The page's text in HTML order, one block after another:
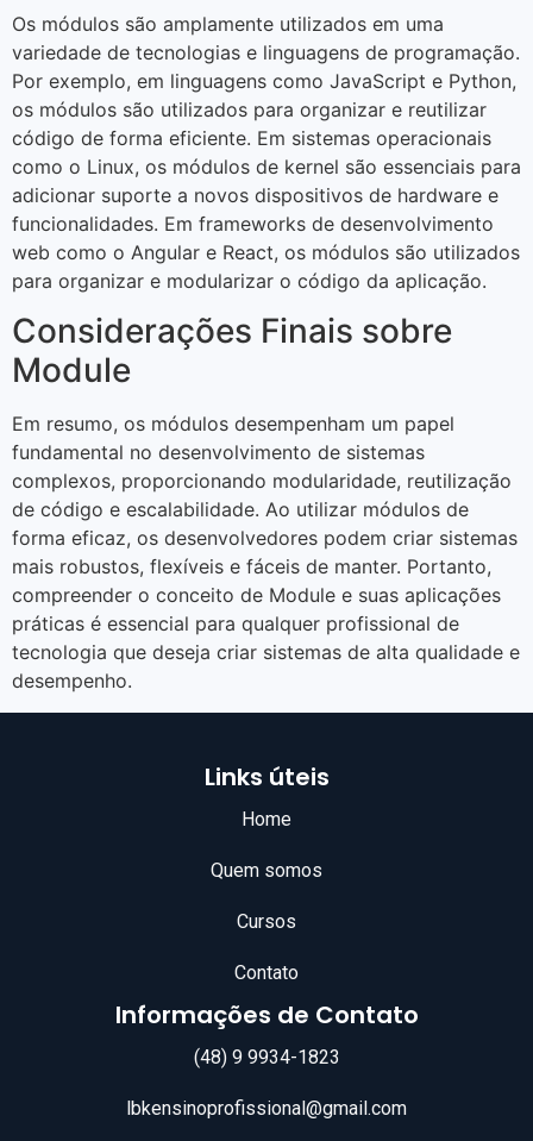
Os módulos são amplamente utilizados em uma
variedade de tecnologias e linguagens de programação.
Por exemplo, em linguagens como JavaScript e Python,
os módulos são utilizados para organizar e reutilizar
código de forma eficiente. Em sistemas operacionais
como o Linux, os módulos de kernel são essenciais para
adicionar suporte a novos dispositivos de hardware e
funcionalidades. Em frameworks de desenvolvimento
web como o Angular e React, os módulos são utilizados
para organizar e modularizar o código da aplicação.
Considerações Finais sobre
Module
Em resumo, os módulos desempenham um papel
fundamental no desenvolvimento de sistemas
complexos, proporcionando modularidade, reutilização
de código e escalabilidade. Ao utilizar módulos de
forma eficaz, os desenvolvedores podem criar sistemas
mais robustos, flexíveis e fáceis de manter. Portanto,
compreender o conceito de Module e suas aplicações
práticas é essencial para qualquer profissional de
tecnologia que deseja criar sistemas de alta qualidade e
desempenho.
Links úteis
Home
Quem somos
Cursos
Contato
Informações de Contato
(48) 9 9934-1823
lbkensinoprofissional@gmail.com